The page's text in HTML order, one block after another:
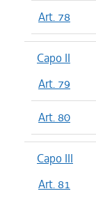
Art. 78
Capo II
Art. 79
Art. 80
Capo III
Art. 81